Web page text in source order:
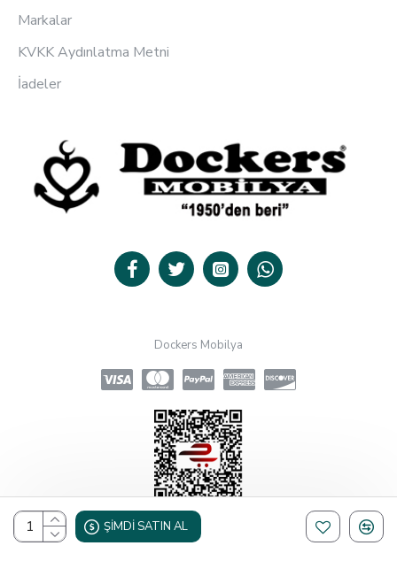
ŞIMDI SATIN AL
Markalar
KVKK Aydınlatma Metni
İadeler
Dockers Mobilya
Design, Hosting & Support By Shopgez.com